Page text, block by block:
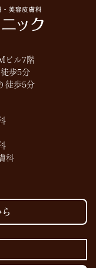
ック
ビル7階
歩5分
徒歩5分
科